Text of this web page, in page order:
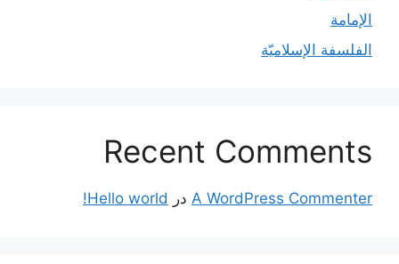
الإمامة
الفلسفة الإسلاميّة
Recent Comments
A WordPress Commenter در Hello world!